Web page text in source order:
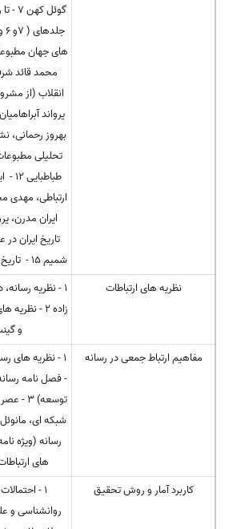
های جهان
انقلاب (از
تحلیلی
تاریخ ایران
شمیم 15 - تاریخ جهان نو، روزول پالمر
نظریه های ارتباطات
1 - نظریه
زاده 2 -
و
مفاهیم ارتباط جمعی در رسانه
- فصل نامه
توسعه)
های
کاربرد آمار و روش تحقیق
1 -
روانشناسی و